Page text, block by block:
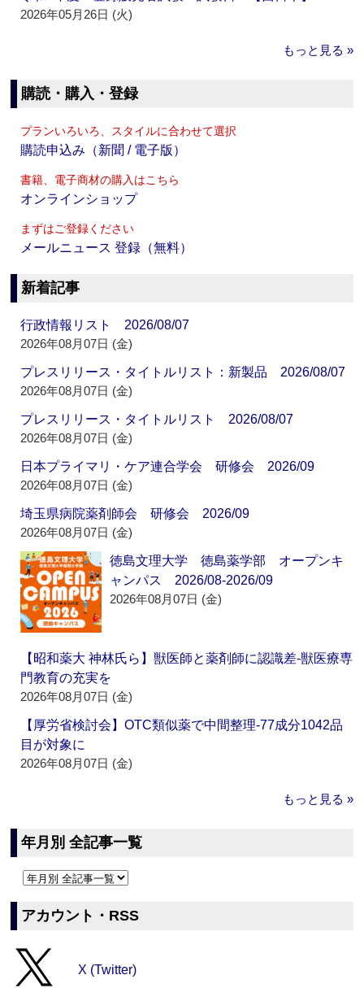
2026年05月26日 (火)
もっと見る »
購読・購入・登録
プランいろいろ、スタイルに合わせて選択
購読申込み（新聞 / 電子版）
書籍、電子商材の購入はこちら
オンラインショップ
まずはご登録ください
メールニュース 登録（無料）
新着記事
行政情報リスト 2026/08/07
2026年08月07日 (金)
プレスリリース・タイトルリスト：新製品 2026/08/07
2026年08月07日 (金)
プレスリリース・タイトルリスト 2026/08/07
2026年08月07日 (金)
日本プライマリ・ケア連合学会 研修会 2026/09
2026年08月07日 (金)
埼玉県病院薬剤師会 研修会 2026/09
2026年08月07日 (金)
徳島文理大学 徳島薬学部 オープンキ
ャンパス 2026/08-2026/09
2026年08月07日 (金)
【昭和薬大 神林氏ら】獣医師と薬剤師に認識差‐獣医療専
門教育の充実を
2026年08月07日 (金)
【厚労省検討会】OTC類似薬で中間整理‐77成分1042品
目が対象に
2026年08月07日 (金)
もっと見る »
年月別 全記事一覧
アカウント・RSS
X (Twitter)